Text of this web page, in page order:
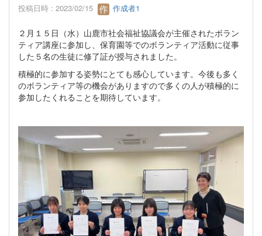
投稿日時 : 2023/02/15 作成者1
２月１５日（水）山鹿市社会福祉協議会が主催されたボラン
ティア講座に参加し、保育園等でのボランティア活動に従事
した５名の生徒に修了証が授与されました。
積極的に参加する姿勢にとても感心しています。今後も多く
のボランティア等の機会がありますので多くの人が積極的に
参加したくれることを期待しています。